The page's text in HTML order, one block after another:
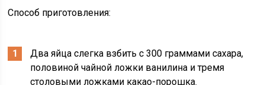
Способ приготовления:
Два яйца слегка взбить с 300 граммами сахара,
половиной чайной ложки ванилина и тремя
столовыми ложками какао-порошка.